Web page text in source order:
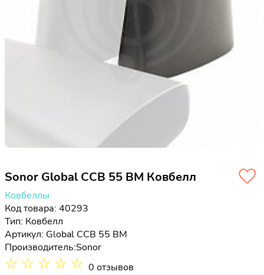
Sonor Global CCB 55 BM Ковбелл
Ковбеллы
Код товара: 40293
Тип: Ковбелл
Артикул: Global CCB 55 BM
Производитель:Sonor
☆ ☆ ☆ ☆ ☆ 0 отзывов